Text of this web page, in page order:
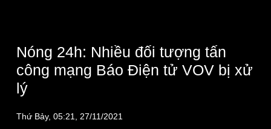
Tổ chức nhân sự
Quốc hội
Nhận diện sự thật
Dự báo thời tiết
Giáo dục
Dấu ấn VOV
Nóng 24h: Nhiều đối tượng tấn
công mạng Báo Điện tử VOV bị xử
lý
Thứ Bảy, 05:21, 27/11/2021